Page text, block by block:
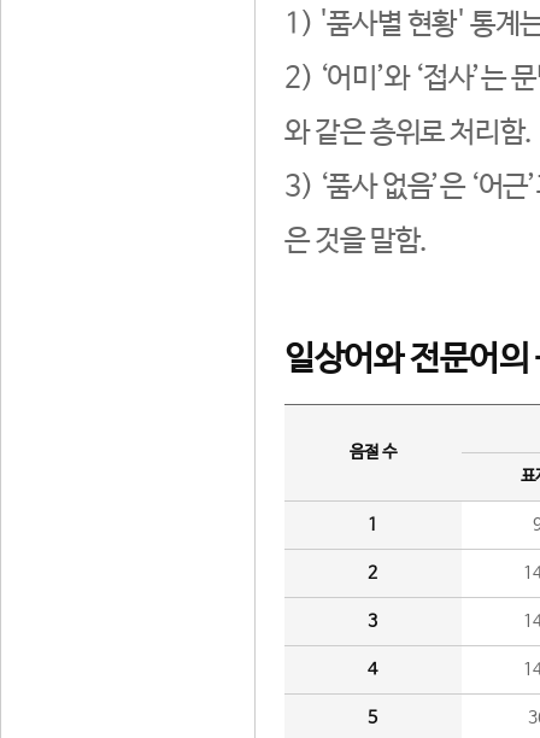
1) '품사별 현황' 통계
2) ‘어미’와 ‘접사’는
와 같은 층위로 처리함.
3) ‘품사 없음’은 ‘어
은 것을 말함.
일상어와 전문어의
음절 수
표
1
2
3
4
5